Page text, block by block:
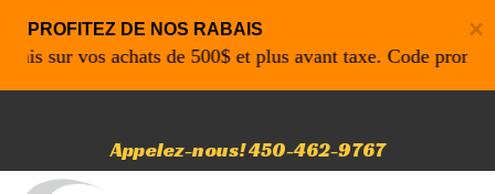
×
PROFITEZ DE NOS RABAIS
vos achats de 500$ et plus avant taxe. Code promo:
Appelez-nous! 450-462-9767